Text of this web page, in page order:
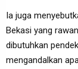
Ia juga
Bekasi yang
dibutuhkan
mengandalkan